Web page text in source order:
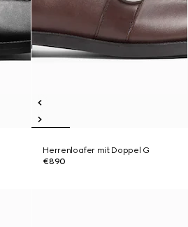
Herrenloafer mit Doppel G
€890